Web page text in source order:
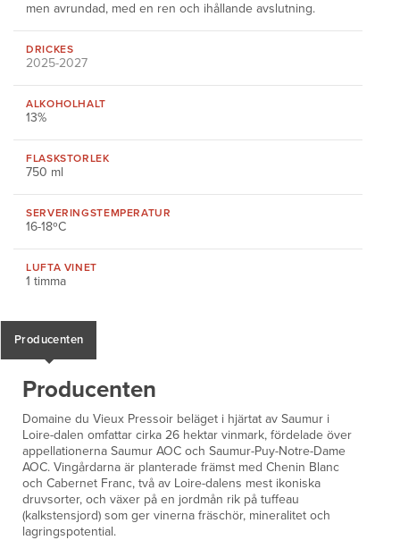
men avrundad, med en ren och ihållande avslutning.
DRICKES
2025-2027
ALKOHOLHALT
13%
FLASKSTORLEK
750 ml
SERVERINGSTEMPERATUR
16-18ºC
LUFTA VINET
1 timma
Producenten
Producenten
Domaine du Vieux Pressoir beläget i hjärtat av Saumur i
Loire-dalen omfattar cirka 26 hektar vinmark, fördelade över
appellationerna Saumur AOC och Saumur-Puy-Notre-Dame
AOC. Vingårdarna är planterade främst med Chenin Blanc
och Cabernet Franc, två av Loire-dalens mest ikoniska
druvsorter, och växer på en jordmån rik på tuffeau
(kalkstensjord) som ger vinerna fräschör, mineralitet och
lagringspotential.